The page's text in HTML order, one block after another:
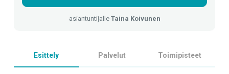
asiantuntijalle Taina Koivunen
Esittely Palvelut Toimipisteet